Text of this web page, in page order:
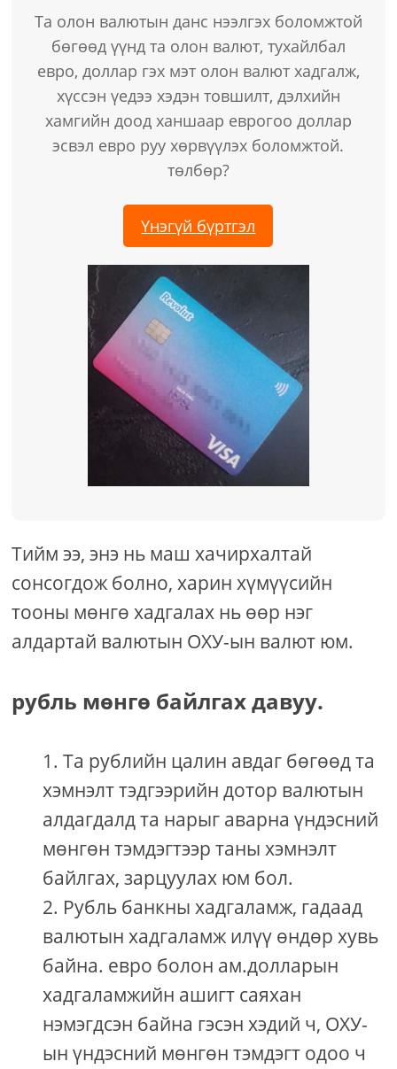
Та олон валютын данс нээлгэх боломжтой
бөгөөд үүнд та олон валют, тухайлбал
евро, доллар гэх мэт олон валют хадгалж,
хүссэн үедээ хэдэн товшилт, дэлхийн
хамгийн доод ханшаар еврогоо доллар
эсвэл евро руу хөрвүүлэх боломжтой.
төлбөр?
Үнэгүй бүртгэл
Тийм ээ, энэ нь маш хачирхалтай
сонсогдож болно, харин хүмүүсийн
тооны мөнгө хадгалах нь өөр нэг
алдартай валютын ОХУ-ын валют юм.
рубль мөнгө байлгах давуу.
Та рублийн цалин авдаг бөгөөд та
хэмнэлт тэдгээрийн дотор валютын
алдагдалд та нарыг аварна үндэсний
мөнгөн тэмдэгтээр таны хэмнэлт
байлгах, зарцуулах юм бол.
Рубль банкны хадгаламж, гадаад
валютын хадгаламж илүү өндөр хувь
байна. евро болон ам.долларын
хадгаламжийн ашигт саяхан
нэмэгдсэн байна гэсэн хэдий ч, ОХУ-
ын үндэсний мөнгөн тэмдэгт одоо ч